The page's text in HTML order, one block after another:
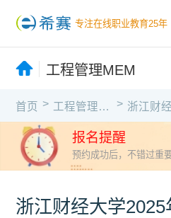
专注在线职业教育25年
工程管理MEM
首页 > 工程管理MEM >
报名提醒
预约成功后，不错过重
浙江财经大学